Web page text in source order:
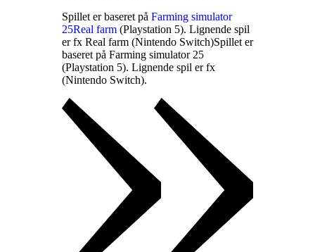
Spillet er baseret på Farming simulator
25Real farm (Playstation 5). Lignende spil
er fx Real farm (Nintendo Switch)Spillet er
baseret på Farming simulator 25
(Playstation 5). Lignende spil er fx
(Nintendo Switch).